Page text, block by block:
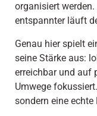
organisiert
entspannter läuft
Genau hier spielt
seine Stärke aus:
erreichbar und auf
Umwege
sondern eine